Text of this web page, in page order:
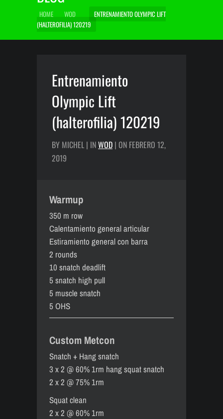
HOME WOD
ENTRENAMIENTO OLYMPIC LIFT
(HALTEROFILIA) 120219
Entrenamiento
Olympic Lift
(halterofilia) 120219
BY MICHEL | INWOD | ON FEBRERO 12,
2019
Warmup
350 m row
Calentamiento general articular
Estiramiento general con barra
2 rounds
10 snatch deadlift
5 snatch high pull
5 muscle snatch
5 OHS
Custom Metcon
Snatch + Hang snatch
3 x 2 @ 60% 1rm hang squat snatch
2 x 2 @ 75% 1rm
Squat clean
2 x 2 @ 60% 1rm